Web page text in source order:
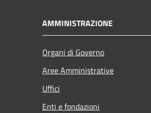
AMMINISTRAZIONE
Organi di Governo
Aree Amministrative
Uffici
Enti e fondazioni